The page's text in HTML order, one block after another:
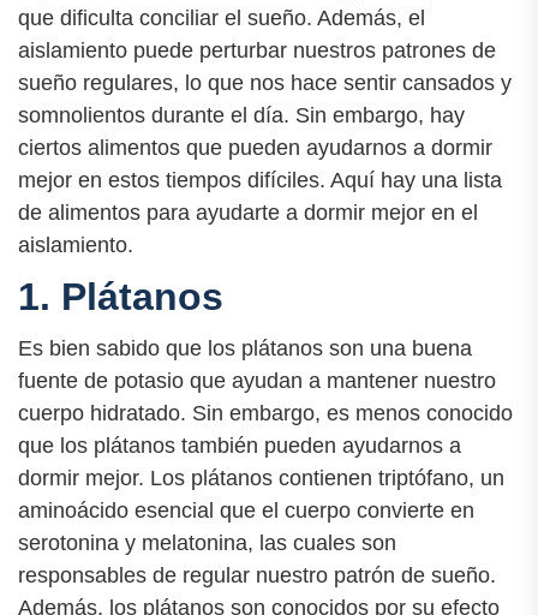
que dificulta conciliar el sueño. Además, el
aislamiento puede perturbar nuestros patrones de
sueño regulares, lo que nos hace sentir cansados y
somnolientos durante el día. Sin embargo, hay
ciertos alimentos que pueden ayudarnos a dormir
mejor en estos tiempos difíciles. Aquí hay una lista
de alimentos para ayudarte a dormir mejor en el
aislamiento.
1. Plátanos
Es bien sabido que los plátanos son una buena
fuente de potasio que ayudan a mantener nuestro
cuerpo hidratado. Sin embargo, es menos conocido
que los plátanos también pueden ayudarnos a
dormir mejor. Los plátanos contienen triptófano, un
aminoácido esencial que el cuerpo convierte en
serotonina y melatonina, las cuales son
responsables de regular nuestro patrón de sueño.
Además, los plátanos son conocidos por su efecto